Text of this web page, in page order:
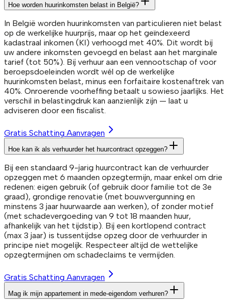
Hoe worden huurinkomsten belast in België?
In België worden huurinkomsten van particulieren niet belast
op de werkelijke huurprijs, maar op het geïndexeerd
kadastraal inkomen (KI) verhoogd met 40%. Dit wordt bij
uw andere inkomsten gevoegd en belast aan het marginale
tarief (tot 50%). Bij verhuur aan een vennootschap of voor
beroepsdoeleinden wordt wél op de werkelijke
huurinkomsten belast, minus een forfaitaire kostenaftrek van
40%. Onroerende voorheffing betaalt u sowieso jaarlijks. Het
verschil in belastingdruk kan aanzienlijk zijn — laat u
adviseren door een fiscalist.
Gratis Schatting Aanvragen
Hoe kan ik als verhuurder het huurcontract opzeggen?
Bij een standaard 9-jarig huurcontract kan de verhuurder
opzeggen met 6 maanden opzegtermijn, maar enkel om drie
redenen: eigen gebruik (of gebruik door familie tot de 3e
graad), grondige renovatie (met bouwvergunning en
minstens 3 jaar huurwaarde aan werken), of zonder motief
(met schadevergoeding van 9 tot 18 maanden huur,
afhankelijk van het tijdstip). Bij een kortlopend contract
(max 3 jaar) is tussentijdse opzeg door de verhuurder in
principe niet mogelijk. Respecteer altijd de wettelijke
opzegtermijnen om schadeclaims te vermijden.
Gratis Schatting Aanvragen
Mag ik mijn appartement in mede-eigendom verhuren?